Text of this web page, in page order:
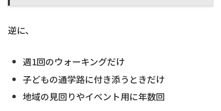
逆に、
週1回のウォーキングだけ
子どもの通学路に付き添うときだけ
地域の見回りやイベント用に年数回